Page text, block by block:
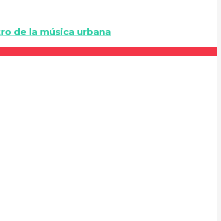
de la música urbana